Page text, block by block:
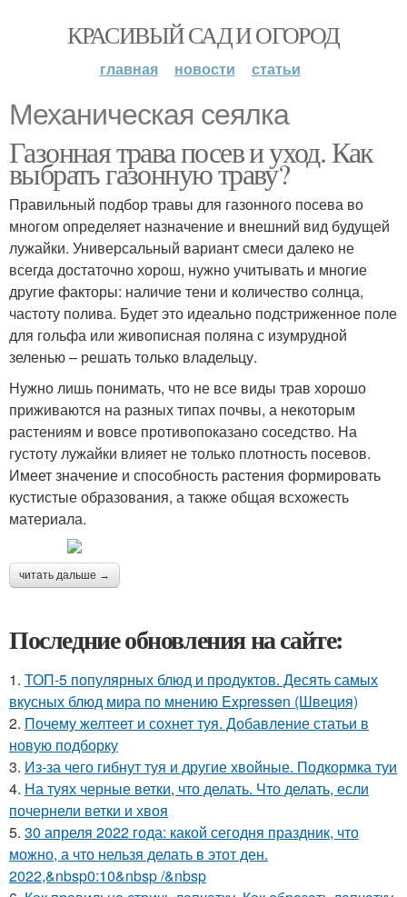
КРАСИВЫЙ САД И ОГОРОД
главная новости статьи
Механическая сеялка
Газонная трава посев и уход. Как
выбрать газонную траву?
Правильный подбор травы для газонного посева во
многом определяет назначение и внешний вид будущей
лужайки. Универсальный вариант смеси далеко не
всегда достаточно хорош, нужно учитывать и многие
другие факторы: наличие тени и количество солнца,
частоту полива. Будет это идеально подстриженное поле
для гольфа или живописная поляна с изумрудной
зеленью – решать только владельцу.
Нужно лишь понимать, что не все виды трав хорошо
приживаются на разных типах почвы, а некоторым
растениям и вовсе противопоказано соседство. На
густоту лужайки влияет не только плотность посевов.
Имеет значение и способность растения формировать
кустистые образования, а также общая всхожесть
материала.
читать дальше →
Последние обновления на сайте:
1. ТОП-5 популярных блюд и продуктов. Десять самых
вкусных блюд мира по мнению Expressen (Швеция)
2. Почему желтеет и сохнет туя. Добавление статьи в
новую подборку
3. Из-за чего гибнут туя и другие хвойные. Подкормка туи
4. На туях черные ветки, что делать. Что делать, если
почернели ветки и хвоя
5. 30 апреля 2022 года: какой сегодня праздник, что
можно, а что нельзя делать в этот ден.
2022,&nbsp0:10&nbsp /&nbsp